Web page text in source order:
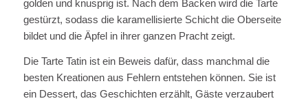
golden und knusprig ist. Nach dem Backen wird die Tarte
gestürzt, sodass die karamellisierte Schicht die Oberseite
bildet und die Äpfel in ihrer ganzen Pracht zeigt.
Die Tarte Tatin ist ein Beweis dafür, dass manchmal die
besten Kreationen aus Fehlern entstehen können. Sie ist
ein Dessert, das Geschichten erzählt, Gäste verzaubert